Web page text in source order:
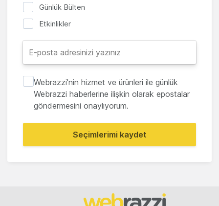
Günlük Bülten
Etkinlikler
Webrazzi'nin hizmet ve ürünleri ile günlük
Webrazzi haberlerine ilişkin olarak epostalar
göndermesini onaylıyorum.
Seçimlerimi kaydet